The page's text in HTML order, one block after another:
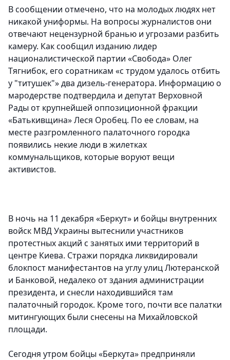
В сообщении отмечено, что на молодых людях нет
никакой униформы. На вопросы журналистов они
отвечают нецензурной бранью и угрозами разбить
камеру. Как сообщил изданию лидер
националистической партии «Свобода» Олег
Тягнибок, его соратникам «с трудом удалось отбить
у "титушек"» два дизель-генератора. Информацию о
мародерстве подтвердила и депутат Верховной
Рады от крупнейшей оппозиционной фракции
«Батькивщина» Леся Оробец. По ее словам, на
месте разгромленного палаточного городка
появились некие люди в жилетках
коммунальщиков, которые воруют вещи
активистов.
В ночь на 11 декабря «Беркут» и бойцы внутренних
войск МВД Украины вытеснили участников
протестных акций с занятых ими территорий в
центре Киева. Стражи порядка ликвидировали
блокпост манифестантов на углу улиц Лютеранской
и Банковой, недалеко от здания администрации
президента, и снесли находившийся там
палаточный городок. Кроме того, почти все палатки
митингующих были снесены на Михайловской
площади.
Сегодня утром бойцы «Беркута» предприняли